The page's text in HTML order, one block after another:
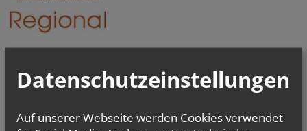
Datenschutzeinstellungen
Auf unserer Webseite werden Cookies verwendet